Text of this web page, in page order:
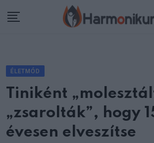
ÉLETMÓD
Tiniként
„zsarolták”, hogy
évesen elveszítse